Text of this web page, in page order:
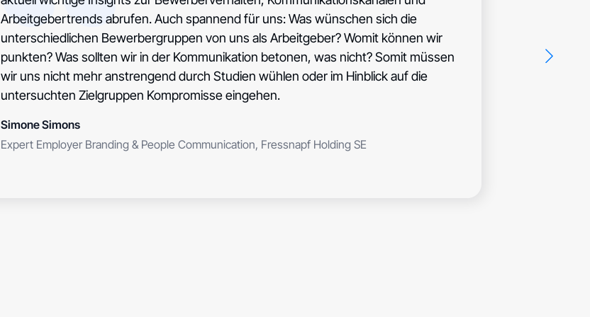
Mit dem HR-Monitor geben wir dir eine Komplettlösung an die Hand,
die auf deine Fragen die passenden Antworten liefert.
Arbeitgebertrends abrufen. Auch spannend für uns: Was wünschen sich die
unterschiedlichen Bewerbergruppen von uns als Arbeitgeber? Womit können wir
punkten? Was sollten wir in der Kommunikation betonen, was nicht? Somit müssen
wir uns nicht mehr anstrengend durch Studien wühlen oder im Hinblick auf die
untersuchten Zielgruppen Kompromisse eingehen.
Simone Simons
Expert Employer Branding & People Communication, Fressnapf Holding SE